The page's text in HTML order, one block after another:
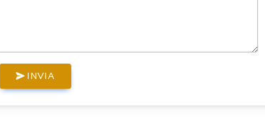
INVIA